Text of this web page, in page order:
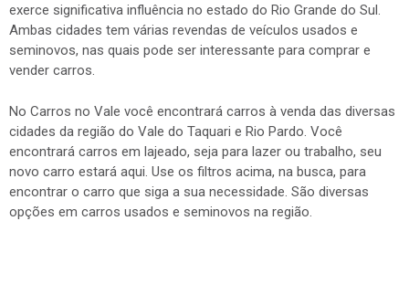
exerce significativa influência no estado do Rio Grande do Sul.
Ambas cidades tem várias revendas de veículos usados e
seminovos, nas quais pode ser interessante para comprar e
vender carros.
No Carros no Vale você encontrará carros à venda das diversas
cidades da região do Vale do Taquari e Rio Pardo. Você
encontrará carros em lajeado, seja para lazer ou trabalho, seu
novo carro estará aqui. Use os filtros acima, na busca, para
encontrar o carro que siga a sua necessidade. São diversas
opções em carros usados e seminovos na região.